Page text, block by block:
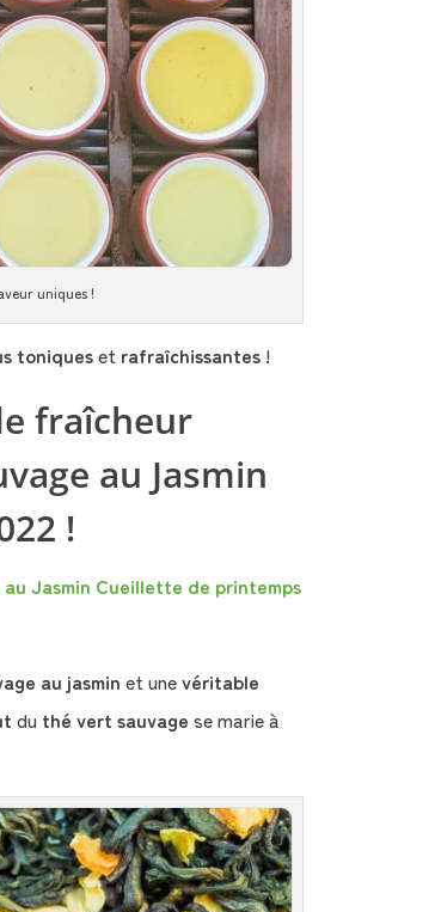
uniques !
toniqueset rafraîchissantes !
fraîcheur
au Jasmin
!
Jasmin Cueillette de printemps
au jasmin et unevéritable
du thé vert sauvage se marie à